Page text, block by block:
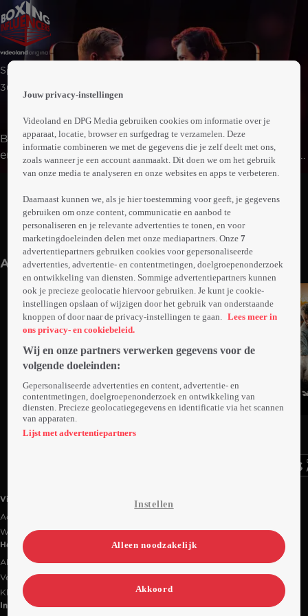
Sport
3uur14min
Bekende namen uit de wereld van social media, muziek
en entertainment stappen de ring in voor een avond vol
actie, lef en adrenaline. Met o.a. Melvin Manhoef vs Roy
Dijk vs Davey de Munk en het 8-Man Tournament met
o.a. Dave Roelvink, Young Ellens, Vic9, René Watzema,
Quincy Kluivert, Goudtje en Oussama Ahammoud.
Abonneren op Videoland
Meer
info
Anderen kijken ook
Ga
naar
Trailer
Trailer
Videoland
Actiecode
Werken bij RTL
Handige links
Alle films & series
Veelgestelde vragen
Klantenservice
Informatie
Jouw privacy-instellingen
Videoland en DPG Media gebruiken cookies om informatie over je
apparaat, locatie, browser en surfgedrag te verzamelen. Deze
informatie combineren we met de gegevens die je zelf deelt met ons,
zoals wanneer je een account aanmaakt. Dit doen we om het gebruik
van onze media te analyseren en onze websites en apps te verbeteren.
Daarnaast kunnen we, als je hier toestemming voor geeft, je gegevens
gebruiken om onze content, communicatie en aanbod te
personaliseren en je relevante advertenties te tonen, en voor
marketingdoeleinden delen met onze mediapartners. Onze7
advertentiepartners gebruiken cookies voor gepersonaliseerde
advertenties, advertentie- en contentmetingen, doelgroepenonderzoek
en ontwikkeling van diensten. Sommige advertentiepartners kunnen
ook je precieze geolocatie hiervoor gebruiken. Je kunt je cookie-
instellingen opslaan of wijzigen door het gebruik van onderstaande
knoppen of door naar de privacy-instellingen te gaan.
Lees meer in
ons privacy- en cookiebeleid.
Wij en onze partners verwerken gegevens voor de
volgende doeleinden:
Gepersonaliseerde advertenties en content, advertentie- en
contentmetingen, doelgroepenonderzoek en ontwikkeling van
diensten. Precieze geolocatiegegevens en identificatie via het scannen
van apparaten.
Lijst met advertentiepartners
Instellen
Alleen noodzakelijk
Akkoord